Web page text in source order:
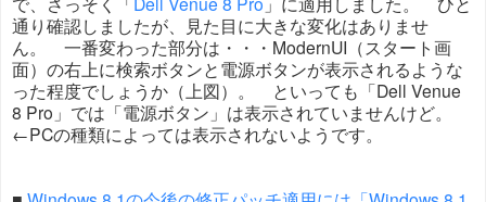
通り確認しましたが、見た目に大きな変化はありませ
ん。 一番変わった部分は・・・ModernUI（スタート画
面）の右上に検索ボタンと電源ボタンが表示されるような
った程度でしょうか（上図）。 といっても「Dell Venue
8 Pro」では「電源ボタン」は表示されていませんけど。
←PCの種類によっては表示されないようです。